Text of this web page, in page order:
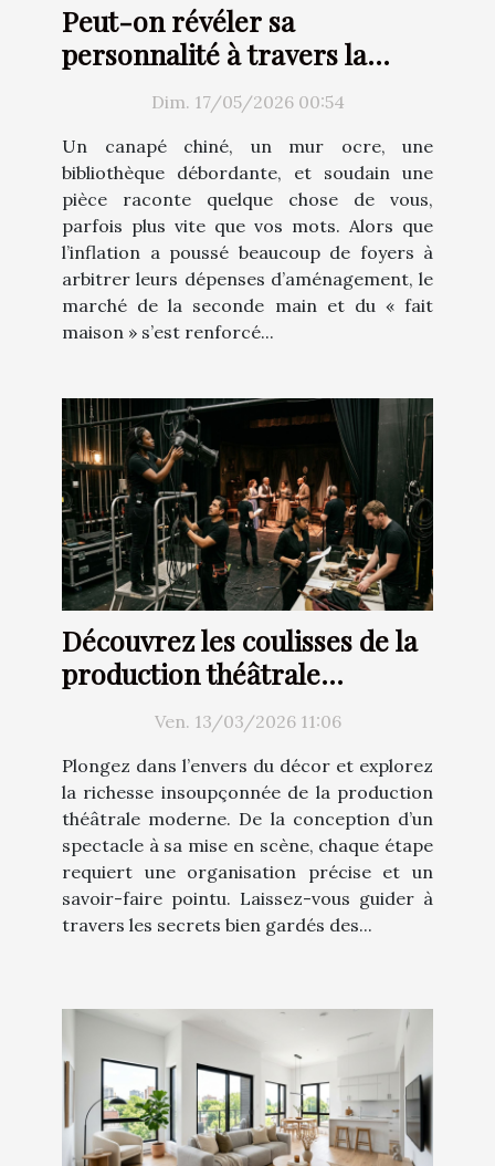
Peut-on révéler sa
personnalité à travers la
décoration d’intérieur ?
Dim. 17/05/2026 00:54
Un canapé chiné, un mur ocre, une
bibliothèque débordante, et soudain une
pièce raconte quelque chose de vous,
parfois plus vite que vos mots. Alors que
l’inflation a poussé beaucoup de foyers à
arbitrer leurs dépenses d’aménagement, le
marché de la seconde main et du « fait
maison » s’est renforcé...
Découvrez les coulisses de la
production théâtrale
moderneVen. 13/03/2026 11:06
Plongez dans l’envers du décor et explorez
la richesse insoupçonnée de la production
théâtrale moderne. De la conception d’un
spectacle à sa mise en scène, chaque étape
requiert une organisation précise et un
savoir-faire pointu. Laissez-vous guider à
travers les secrets bien gardés des...